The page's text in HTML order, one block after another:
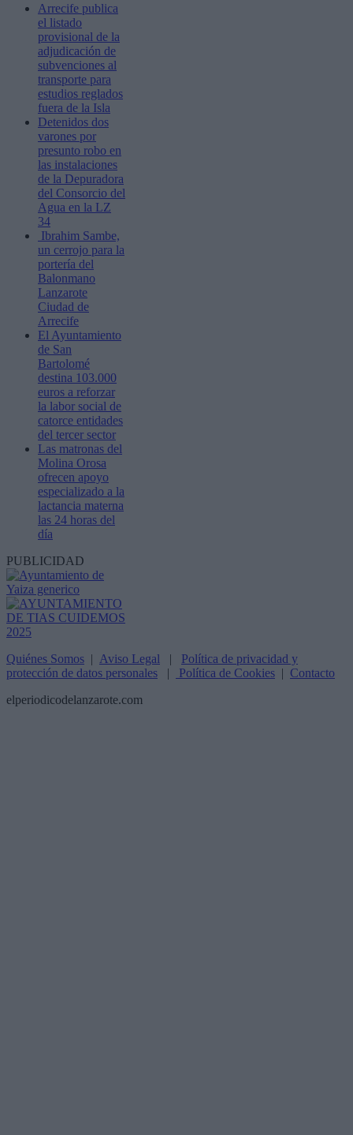
Arrecife publica
el listado
provisional de la
adjudicación de
subvenciones al
transporte para
estudios reglados
fuera de la Isla
Detenidos dos
varones por
presunto robo en
las instalaciones
de la Depuradora
del Consorcio del
Agua en la LZ
34
Ibrahim Sambe,
un cerrojo para la
portería del
Balonmano
Lanzarote
Ciudad de
Arrecife
El Ayuntamiento
de San
Bartolomé
destina 103.000
euros a reforzar
la labor social de
catorce entidades
del tercer sector
Las matronas del
Molina Orosa
ofrecen apoyo
especializado a la
lactancia materna
las 24 horas del
día
PUBLICIDAD
Quiénes Somos | Aviso Legal | Política de privacidad y
protección de datos personales | Política de Cookies | Contacto
elperiodicodelanzarote.com